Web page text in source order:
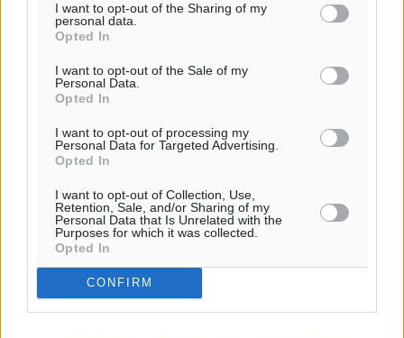
I want to opt-out of the Sharing of my
personal data.
Opted In
I want to opt-out of the Sale of my
Personal Data.
Opted In
I want to opt-out of processing my
Personal Data for Targeted Advertising.
Opted In
I want to opt-out of Collection, Use,
Retention, Sale, and/or Sharing of my
Personal Data that Is Unrelated with the
Purposes for which it was collected.
Opted In
CONFIRM
ΔΙΑΒΑΣΕ ΕΠΙΣΗΣ
Συνελήφθησαν δύο άτομα στην Κάρπαθο για άγρα
πελατών
08.08.26 · 12:15
ΤΟΠΙΚΈΣ ΕΙΔΉΣΕΙΣ
Γ. Χατζημάρκος: “Δύο μεγάλες δεσμεύσεις Γεωργιάδη”
– Κίνητρα για τους γιατρούς των νησιών και
Ακτινοθεραπευτικό
08.08.26 · 11:27
ΤΟΠΙΚΈΣ ΕΙΔΉΣΕΙΣ
Συνελήφθησαν έξι άτομα για ηχορύπανση από
καταστήματα στο Νότιο Αιγαίο